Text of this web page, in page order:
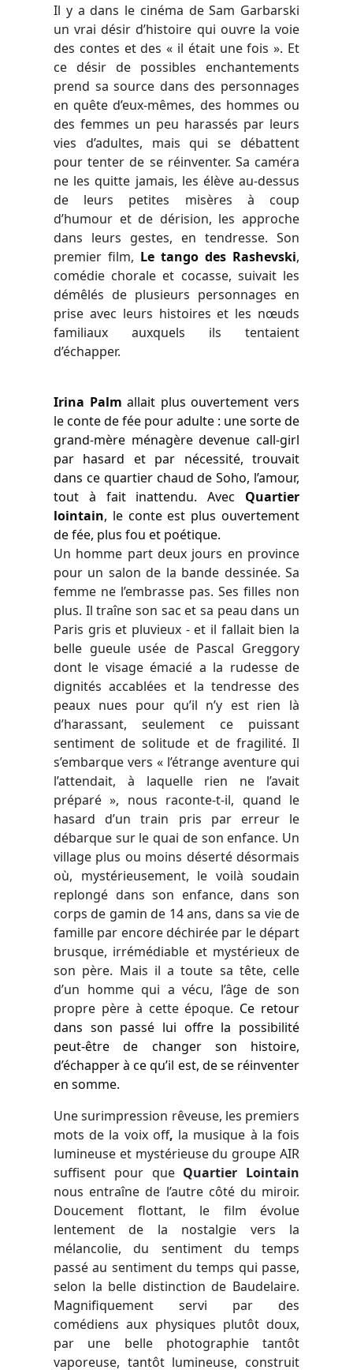
Il y a dans le cinéma de Sam Garbarski
un vrai désir d’histoire qui ouvre la voie
des contes et des « il était une fois ». Et
ce désir de possibles enchantements
prend sa source dans des personnages
en quête d’eux-mêmes, des hommes ou
des femmes un peu harassés par leurs
vies d’adultes, mais qui se débattent
pour tenter de se réinventer. Sa caméra
ne les quitte jamais, les élève au-dessus
de leurs petites misères à coup
d’humour et de dérision, les approche
dans leurs gestes, en tendresse. Son
premier film, Le tango des Rashevski,
comédie chorale et cocasse, suivait les
démêlés de plusieurs personnages en
prise avec leurs histoires et les nœuds
familiaux auxquels ils tentaient
d’échapper.
Irina Palm allait plus ouvertement vers
le conte de fée pour adulte : une sorte de
grand-mère ménagère devenue call-girl
par hasard et par nécessité, trouvait
dans ce quartier chaud de Soho, l’amour,
tout à fait inattendu. Avec Quartier
lointain, le conte est plus ouvertement
de fée, plus fou et poétique.
Un homme part deux jours en province
pour un salon de la bande dessinée. Sa
femme ne l’embrasse pas. Ses filles non
plus. Il traîne son sac et sa peau dans un
Paris gris et pluvieux - et il fallait bien la
belle gueule usée de Pascal Greggory
dont le visage émacié a la rudesse de
dignités accablées et la tendresse des
peaux nues pour qu’il n’y est rien là
d’harassant, seulement ce puissant
sentiment de solitude et de fragilité. Il
s’embarque vers « l’étrange aventure qui
l’attendait, à laquelle rien ne l’avait
préparé », nous raconte-t-il, quand le
hasard d’un train pris par erreur le
débarque sur le quai de son enfance. Un
village plus ou moins déserté désormais
où, mystérieusement, le voilà soudain
replongé dans son enfance, dans son
corps de gamin de 14 ans, dans sa vie de
famille par encore déchirée par le départ
brusque, irrémédiable et mystérieux de
son père. Mais il a toute sa tête, celle
d’un homme qui a vécu, l’âge de son
propre père à cette époque. Ce retour
dans son passé lui offre la possibilité
peut-être de changer son histoire,
d’échapper à ce qu’il est, de se réinventer
en somme.
Une surimpression rêveuse, les premiers
mots de la voix off, la musique à la fois
lumineuse et mystérieuse du groupe AIR
suffisent pour queQuartier Lointain
nous entraîne de l’autre côté du miroir.
Doucement flottant, le film évolue
lentement de la nostalgie vers la
mélancolie, du sentiment du temps
passé au sentiment du temps qui passe,
selon la belle distinction de Baudelaire.
Magnifiquement servi par des
comédiens aux physiques plutôt doux,
par une belle photographie tantôt
vaporeuse, tantôt lumineuse, construit